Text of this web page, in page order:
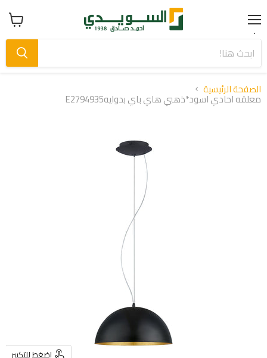
Menu عرض
سلة
الصفحة الرئيسية
معلقه احادي اسود*ذهبي هاي باي بدوايهE2794935
اضغط للتكبير